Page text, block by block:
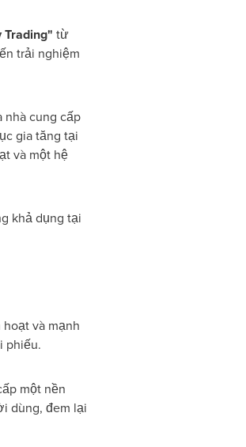
Trading" từ
trải nghiệm
nhà cung cấp
gia tăng tại
và một hệ
khả dụng tại
và mạnh
phiếu.
một nền
dùng, đem lại